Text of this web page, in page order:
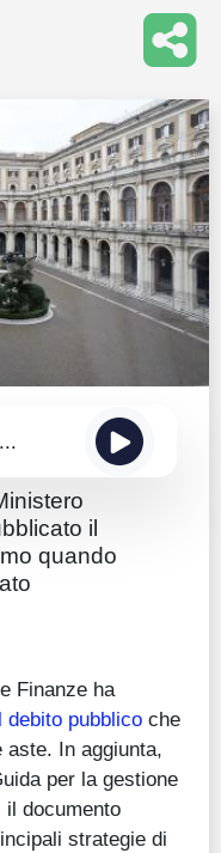
il
quando
Finanze ha
debito pubblico che
In aggiunta,
per la gestione
il documento
strategie di